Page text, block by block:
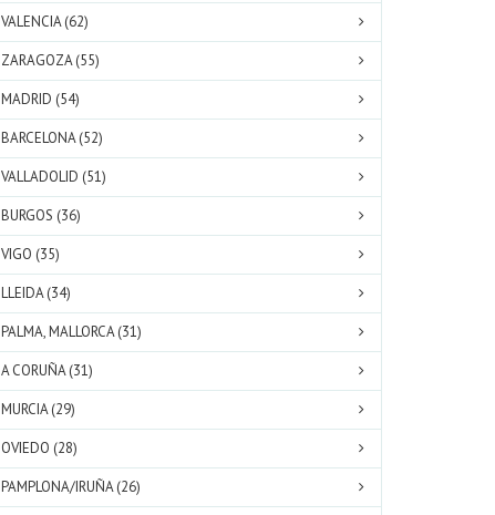
VALENCIA (62)
ZARAGOZA (55)
MADRID (54)
BARCELONA (52)
VALLADOLID (51)
BURGOS (36)
VIGO (35)
LLEIDA (34)
PALMA, MALLORCA (31)
A CORUÑA (31)
MURCIA (29)
OVIEDO (28)
PAMPLONA/IRUÑA (26)